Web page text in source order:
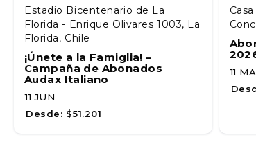
Estadio Bicentenario de La
Florida - Enrique Olivares 1003, La
Florida, Chile
¡Únete a la Famiglia! –
Campaña de Abonados
Audax Italiano
11 JUN
Desde: $51.201
11